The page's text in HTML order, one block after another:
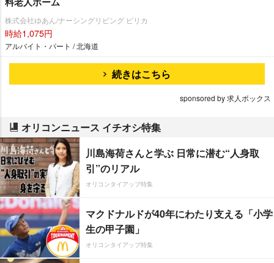
株式会社ゆあん/ナーシングリビング ピリカ
時給1,075円
アルバイト・パート / 北海道
続きはこちら
sponsored by 求人ボックス
オリコンニュース イチオシ特集
川島海荷さんと学ぶ 日常に潜む“人身取
引”のリアル
オリコンタイアップ特集
マクドナルドが40年にわたり支える「小学
生の甲子園」
オリコンタイアップ特集